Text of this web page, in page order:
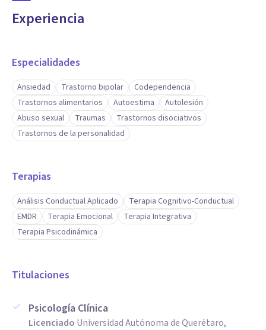
Experiencia
Especialidades
Ansiedad Trastorno bipolar
Codependencia
Trastornos alimentarios
Autoestima
Autolesión
Abuso sexual
Traumas
Trastornos disociativos
Trastornos de la personalidad
Terapias
Análisis Conductual Aplicado
Terapia Cognitivo-Conductual
EMDR
Terapia Emocional
Terapia Integrativa
Terapia Psicodinámica
Titulaciones
Psicología Clínica
Licenciado Universidad Autónoma de Querétaro,